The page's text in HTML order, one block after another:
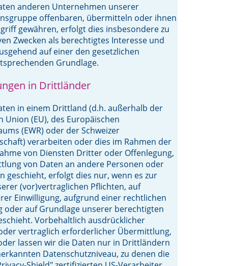
anderen Unternehmen unserer
offenbaren, übermitteln oder ihnen
gewähren, erfolgt dies insbesondere zu
Zwecken als berechtigtes Interesse und
auf einer den gesetzlichen
Grundlage.
in Drittländer
in einem Drittland (d.h. außerhalb der
Union (EU), des Europäischen
(EWR) oder der Schweizer
verarbeiten oder dies im Rahmen der
von Diensten Dritter oder Offenlegung,
von Daten an andere Personen oder
geschieht, erfolgt dies nur, wenn es zur
(vor)vertraglichen Pflichten, auf
Einwilligung, aufgrund einer rechtlichen
oder auf Grundlage unserer berechtigten
Vorbehaltlich ausdrücklicher
vertraglich erforderlicher Übermittlung,
lassen wir die Daten nur in Drittländern
Datenschutzniveau, zu denen die